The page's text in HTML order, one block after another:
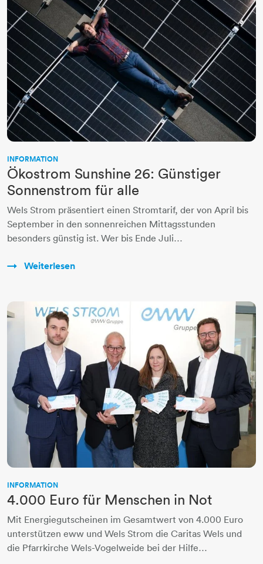
INFORMATION
Ökostrom Sunshine 26: Günstiger
Sonnenstrom für alle
Wels Strom präsentiert einen Stromtarif, der von April bis
September in den sonnenreichen Mittagsstunden
besonders günstig ist. Wer bis Ende Juli…
Weiterlesen
INFORMATION
4.000 Euro für Menschen in Not
Mit Energiegutscheinen im Gesamtwert von 4.000 Euro
unterstützen eww und Wels Strom die Caritas Wels und
die Pfarrkirche Wels-Vogelweide bei der Hilfe…